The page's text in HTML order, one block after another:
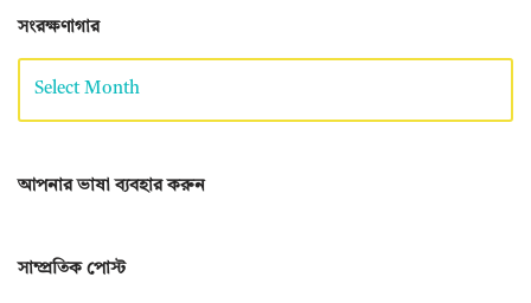
সংরক্ষণাগার
আপনার ভাষা ব্যবহার করুন
সাম্প্রতিক পোস্ট